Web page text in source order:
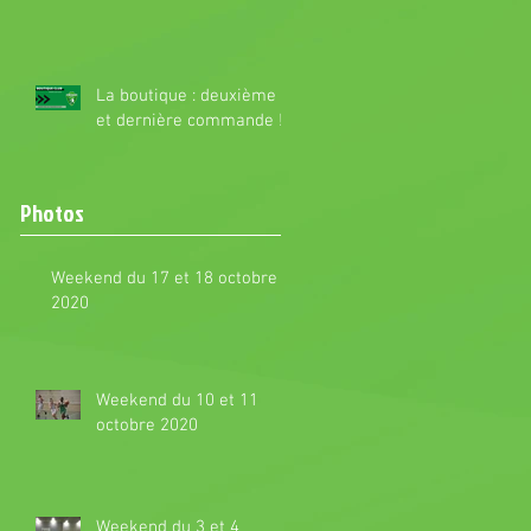
La boutique : deuxième
et dernière commande !
Photos
Weekend du 17 et 18 octobre
2020
Weekend du 10 et 11
octobre 2020